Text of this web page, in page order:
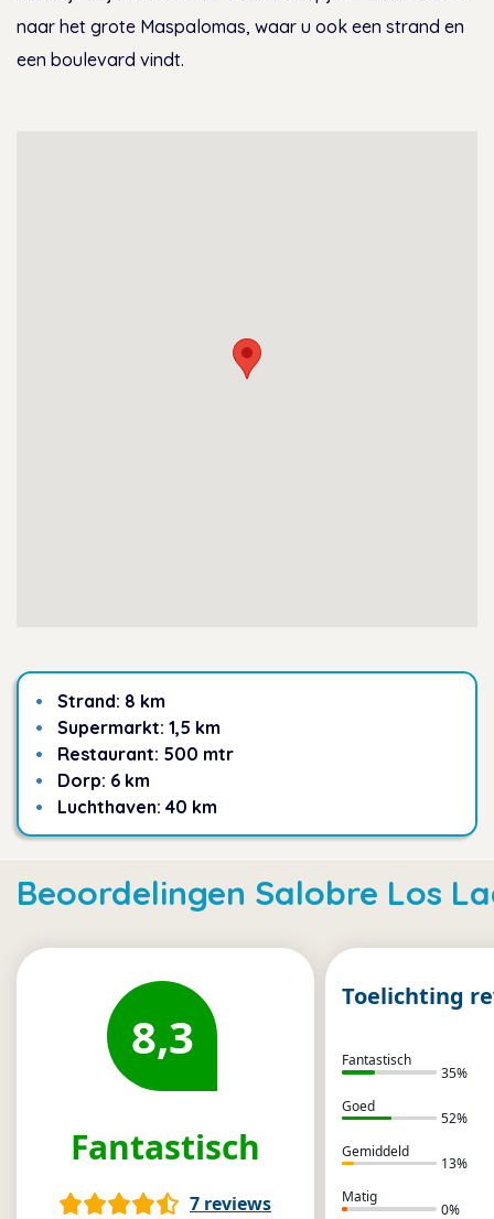
naar het grote Maspalomas, waar u ook een strand en
een boulevard vindt.
Strand: 8 km
Supermarkt: 1,5 km
Restaurant: 500 mtr
Dorp: 6 km
Luchthaven: 40 km
Beoordelingen Salobre Los
8,3
Fantastisch
7 reviews
Toelichting
Fantastisch
35%
Goed
52%
Gemiddeld
13%
Matig
0%